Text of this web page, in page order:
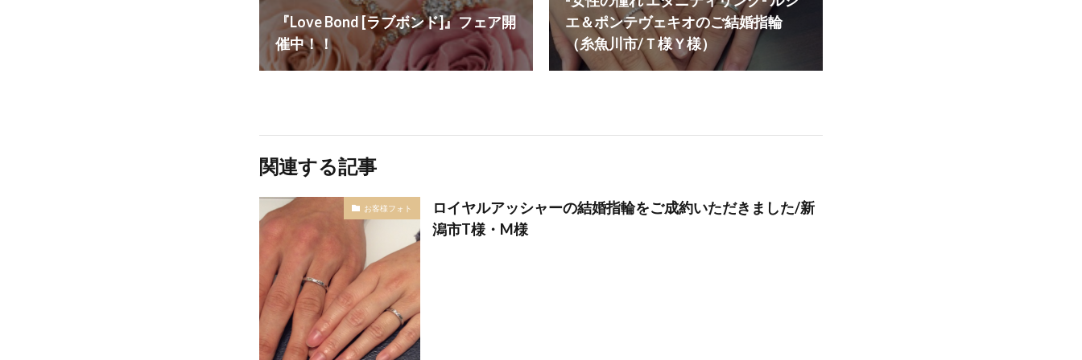
『Love Bond [ラブボンド]』フェア開
催中！！
エ＆ポンテヴェキオのご結婚指輪
（糸魚川市/Ｔ様Ｙ様）
関連する記事
お客様フォト
ロイヤルアッシャーの結婚指輪をご成約いただきました/新
潟市T様・M様